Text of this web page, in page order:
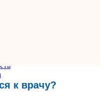
к врачу?